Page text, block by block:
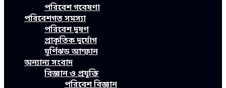
পরিবেশ গবেষণা
পরিবেশগত সমস্যা
পরিবেশ দূষণ
প্রাকৃতিক দুর্যোগ
ঘূর্ণিঝড় আম্ফান
অন্যান্য সংবাদ
বিজ্ঞান ও প্রযুক্তি
পরিবেশ বিজ্ঞান